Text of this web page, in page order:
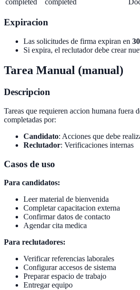
completed completed
Expiracion
Las solicitudes de firma expiran en
Si expira, el reclutador debe crear
Tarea Manual (manual)
Descripcion
Tareas que requieren accion humana fuera
completadas por:
Candidato: Acciones que debe
Reclutador: Verificaciones internas
Casos de uso
Para candidatos:
Leer material de bienvenida
Completar capacitacion externa
Confirmar datos de contacto
Agendar cita medica
Para reclutadores:
Verificar referencias laborales
Configurar accesos de sistema
Preparar espacio de trabajo
Entregar equipo